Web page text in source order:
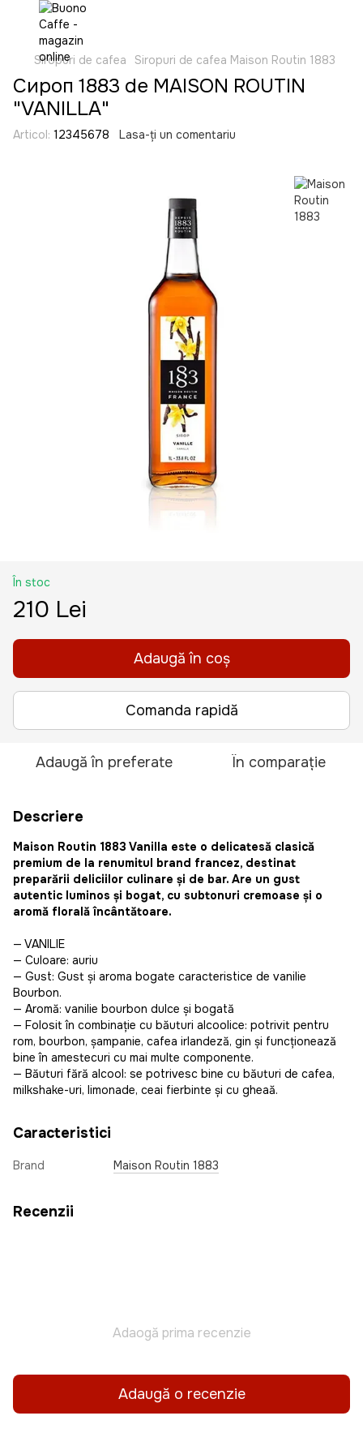
Siropuri de cafea Siropuri de cafea Maison Routin 1883
Сироп 1883 de MAISON ROUTIN
"VANILLA"
Articol: 12345678 Lasa-ți un comentariu
În stoc
210 Lei
Adaugă în coș
Comanda rapidă
Adaugă în preferate În comparație
Descriere
Maison Routin 1883 Vanilla este o delicatesă clasică
premium de la renumitul brand francez, destinat
preparării deliciilor culinare și de bar. Are un gust
autentic luminos și bogat, cu subtonuri cremoase și o
aromă florală încântătoare.
— VANILIE
— Culoare: auriu
— Gust: Gust și aroma bogate caracteristice de vanilie
Bourbon.
— Aromă: vanilie bourbon dulce și bogată
— Folosit în combinație cu băuturi alcoolice: potrivit pentru
rom, bourbon, șampanie, cafea irlandeză, gin și funcționează
bine în amestecuri cu mai multe componente.
— Băuturi fără alcool: se potrivesc bine cu băuturi de cafea,
milkshake-uri, limonade, ceai fierbinte și cu gheață.
Caracteristici
Brand Maison Routin 1883
Recenzii
Adaogă prima recenzie
Adaugă o recenzie